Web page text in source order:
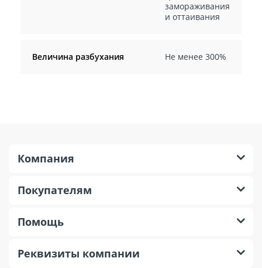
замораживания
и оттаивания
Величина разбухания Не менее 300%
Компания
Покупателям
Помощь
Реквизиты компании